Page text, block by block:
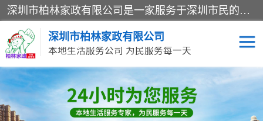
深圳市柏林家政有限公司是一家服务于深圳市民的专业家政公司。致力于为客户提供高质量、多维度的家庭服务，包括养老、母婴、月嫂育婴早教、康复理疗、家电清洗和保洁等方面的专业服务。
深圳市柏林家政有限公司
本地生活服务公司 为民服务每一天
家居保洁 护工月嫂